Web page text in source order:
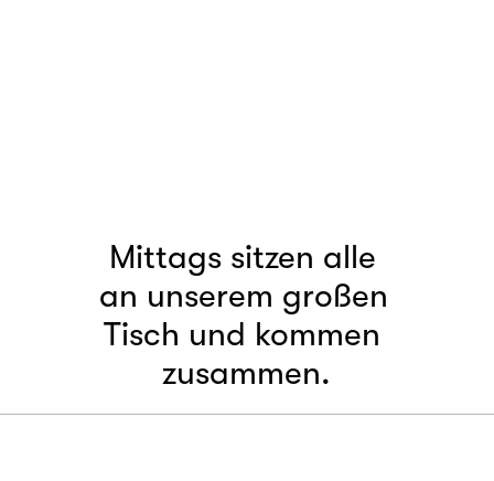
Mittags sitzen alle
an unserem großen
Tisch und kommen
zusammen.